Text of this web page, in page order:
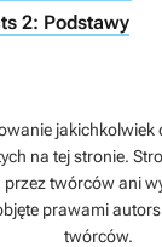
2: Podstawy
jakichkolwiek
na tej stronie.
twórców ani
prawami
twórców.